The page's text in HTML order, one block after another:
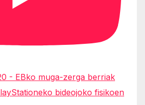
- EBko muga-zerga berriak
bideojoko fisikoen